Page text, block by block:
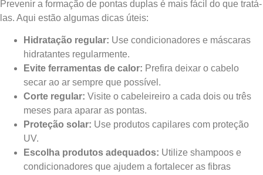
Prevenir a formação de pontas duplas é mais fácil do que tratá-
las. Aqui estão algumas dicas úteis:
Hidratação regular: Use condicionadores e máscaras
hidratantes regularmente.
Evite ferramentas de calor: Prefira deixar o cabelo
secar ao ar sempre que possível.
Corte regular: Visite o cabeleireiro a cada dois ou três
meses para aparar as pontas.
Proteção solar: Use produtos capilares com proteção
UV.
Escolha produtos adequados: Utilize shampoos e
condicionadores que ajudem a fortalecer as fibras